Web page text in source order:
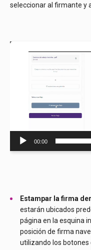
seleccionar al firmante y
00:00
Estampar la firma
estarán ubicados
página en la esquina
posición de firma
utilizando los botones